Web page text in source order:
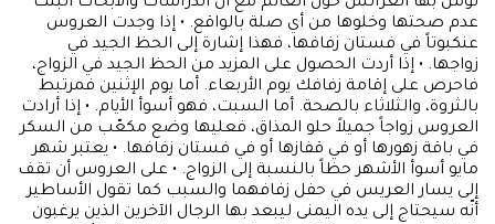
عدم صحتها وخلوها من أي صلة بالواقع. • إذا وجدت العروس
عنكبوتاً في فستان زفافها، فهذا إشارة إلى الحظ الجيد في
زواجها. • إذا أردت الحصول على المزيد من الحظ الجيد في الزواج،
فاحرص على إقامة زفافك يوم الأربعاء. أما يوم الإثنين فمرتبط
بالثروة، والثلاثاء بالصحة. أما السبت، فهو أسوأ الأيام. • إذا أرادت
العروس زواجاً جميلاً حلو المذاق، فعليها وضع مكعّب من السكر
في باقة زهورها أو في قفازها أو في فستان زفافها. • يعتبر شهر
مايو أسوأ الأشهر حظاً بالنسبة إلى الزواج. • على العروس أن تقف
إلى يسار العريس في حفل زفافهما والسبب كما تقول الأساطير
أنّه سيحتاج إلى يده اليمنى ليبعد بها الرجال الآخرين الذين يرغبون